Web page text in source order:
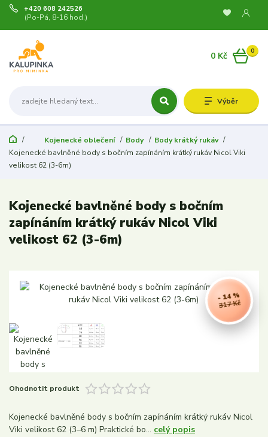
Výběr
+420 608 242526
(Po-Pá, 8-16 hod.)
0
0 Kč
Kojenecké oblečení Body
Body krátký rukáv
Kojenecké bavlněné body s bočním zapínáním krátký rukáv Nicol Viki
velikost 62 (3-6m)
Kojenecké bavlněné body s bočním
zapínáním krátký rukáv Nicol Viki
velikost 62 (3-6m)
317 Kč
- 14 %
Ohodnotit produkt
Kojenecké bavlněné body s bočním zapínáním krátký rukáv Nicol
Viki velikost 62 (3–6 m) Praktické bo... celý popis